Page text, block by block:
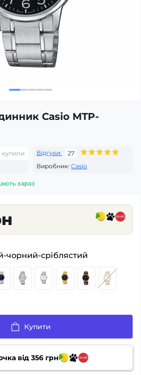
Casio MTP-
купили Відгуки:
27
Виробник: Casio
зараз
чорний-сріблястий
Купити
від 356 грн